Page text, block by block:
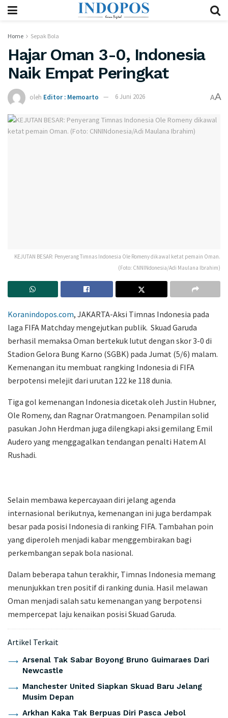
Home Sepak Bola
Hajar Oman 3-0, Indonesia
Naik Empat Peringkat
oleh Editor : Memoarto 6 Juni 2026 AA
KEJUTAN BESAR: Penyerang Timnas Indonesia Ole Romeny dikawal ketat pemain Oman.
(Foto: CNNINdonesia/Adi Maulana Ibrahim)
Koranindopos.com, JAKARTA-Aksi Timnas Indonesia pada
laga FIFA Matchday mengejutkan publik. Skuad Garuda
berhasil memaksa Oman bertekuk lutut dengan skor 3-0 di
Stadion Gelora Bung Karno (SGBK) pada Jumat (5/6) malam.
Kemenangan itu membuat rangking Indonesia di FIFA
berpotensi melejit dari urutan 122 ke 118 dunia.
Tiga gol kemenangan Indonesia dicetak oleh Justin Hubner,
Ole Romeny, dan Ragnar Oratmangoen. Penampilan solid
pasukan John Herdman juga dilengkapi aksi gemilang Emil
Audero yang menggagalkan tendangan penalti Hatem Al
Rushadi.
Selain membawa kepercayaan diri jelang agenda
internasional berikutnya, kemenangan ini juga berdampak
besar pada posisi Indonesia di ranking FIFA. Tambahan poin
yang diperoleh menjadi kabar menggembirakan bagi
perkembangan sepak bola nasional.
Dalam beberapa tahun terakhir, Timnas Indonesia memang
menunjukkan tren positif di ranking dunia. Hasil melawan
Oman menjadi salah satu kemenangan yang berpotensi
mempercepat laju kenaikan posisi Skuad Garuda.
Artikel Terkait
Arsenal Tak Sabar Boyong Bruno Guimaraes Dari
Newcastle
Manchester United Siapkan Skuad Baru Jelang
Musim Depan
Arkhan Kaka Tak Berpuas Diri Pasca Jebol